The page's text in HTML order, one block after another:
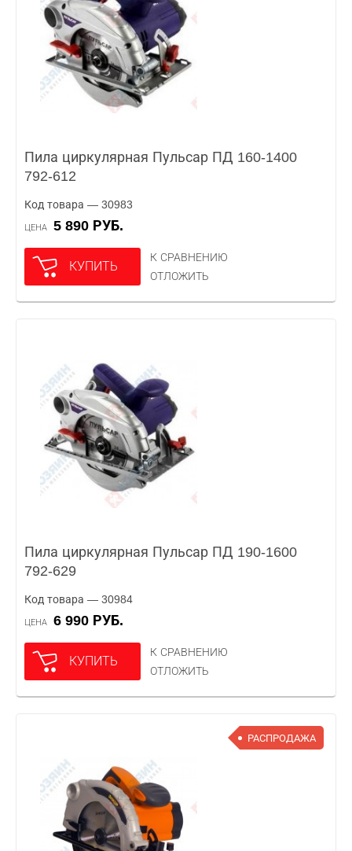
Пила циркулярная Пульсар ПД 160-1400
792-612
Код товара — 30983
ЦЕНА 5 890 РУБ.
КУПИТЬ
К СРАВНЕНИЮ
ОТЛОЖИТЬ
Пила циркулярная Пульсар ПД 190-1600
792-629
Код товара — 30984
ЦЕНА 6 990 РУБ.
КУПИТЬ
К СРАВНЕНИЮ
ОТЛОЖИТЬ
РАСПРОДАЖА